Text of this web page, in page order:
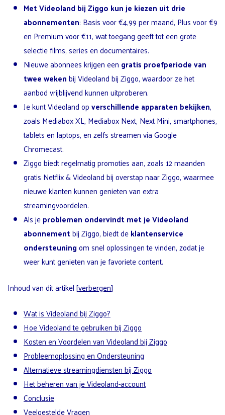
Met Videoland bij Ziggo kun je kiezen uit drie
abonnementen: Basis voor €4,99 per maand, Plus voor €9
en Premium voor €11, wat toegang geeft tot een grote
selectie films, series en documentaires.
Nieuwe abonnees krijgen een gratis proefperiode van
twee wekenbij Videoland bij Ziggo, waardoor ze het
aanbod vrijblijvend kunnen uitproberen.
Je kunt Videoland opverschillende apparaten bekijken,
zoals Mediabox XL, Mediabox Next, Next Mini, smartphones,
tablets en laptops, en zelfs streamen via Google
Chromecast.
Ziggo biedt regelmatig promoties aan, zoals 12 maanden
gratis Netflix & Videoland bij overstap naar Ziggo, waarmee
nieuwe klanten kunnen genieten van extra
streamingvoordelen.
Als jeproblemen ondervindt met je Videoland
abonnementbij Ziggo, biedt deklantenservice
ondersteuningom snel oplossingen te vinden, zodat je
weer kunt genieten van je favoriete content.
Inhoud van dit artikel[verbergen]
Wat is Videoland bij Ziggo?
Hoe Videoland te gebruiken bij Ziggo
Kosten en Voordelen van Videoland bij Ziggo
Probleemoplossing en Ondersteuning
Alternatieve streamingdiensten bij Ziggo
Het beheren van je Videoland-account
Conclusie
Veelgestelde Vragen